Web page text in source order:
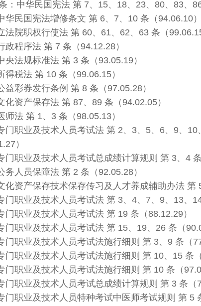
：中华民国宪法 第 7、15、18、23、80、83、
国宪法增修条文 第 6、7、10 条（94.06.10）
职权行使法 第 60、61、62、63 条（99.06.15
序法 第 7 条（94.12.28）
规标准法 第 3 条（93.05.19）
法 第 10 条（99.06.15）
券发行条例 第 8 条（97.05.28）
产保存法 第 87、89 条（94.02.05）
第 1、3 条（98.05.13）
业及技术人员考试法 第 2、3、5、6、9、10
）
业及技术人员考试总成绩计算规则 第 3、4 条
员保障法 第 2 条（92.05.28）
产保存技术保存传习及人才养成辅助办法 第 5
业及技术人员考试法 第 3、4、7、9、13、14
业及技术人员考试法 第 19 条（88.12.29）
业及技术人员考试法 第 15、19、26 条（
业及技术人员考试法施行细则 第 3、9 条（
业及技术人员考试法施行细则 第 10、15 条（
业及技术人员考试法施行细则 第 10 条（
业及技术人员考试总成绩计算规则 第 3 条（
业及技术人员特种考试中医师考试规则 第 5 条